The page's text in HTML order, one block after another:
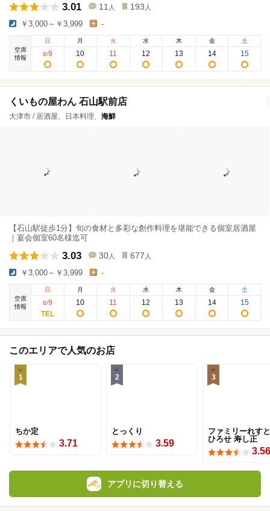
3.01 11 人 193 人
￥3,000～￥3,999 -
空席
情報
日
8/9
月
10
火
11
水
12
木
13
金
14
土
15
くいもの屋わん 石山駅前店
大津市 / 居酒屋、日本料理、 海鮮
【石山駅徒歩1分】旬の食材と多彩な創作料理を堪能できる個室居酒屋
｜宴会個室60名様迄可
3.03 30 人 677 人
￥3,000～￥3,999 -
空席
情報
日
8/9
月
10
火
11
水
12
木
13
金
14
土
15
このエリアで人気のお店
1
ちか定
3.71
2
とっくり
3.59
3
ファミリーれす
ひろせ 寿し正
3.56
アプリに切り替える